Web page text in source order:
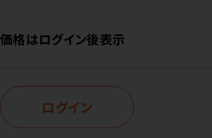
価格はログイン後表示
ログイン